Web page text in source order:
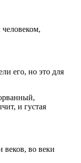
его, но это для
и густая
веков, во веки